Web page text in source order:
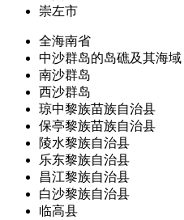
崇左市
全海南省
中沙群岛的岛礁及其海域
南沙群岛
西沙群岛
琼中黎族苗族自治县
保亭黎族苗族自治县
陵水黎族自治县
乐东黎族自治县
昌江黎族自治县
白沙黎族自治县
临高县